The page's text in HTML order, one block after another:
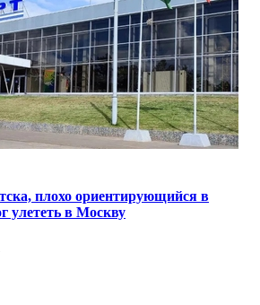
плохо ориентирующийся в
улететь в Москву